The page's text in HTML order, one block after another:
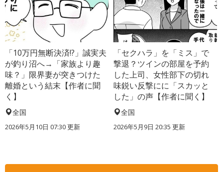
「10万円無断決済!?」誠実夫
が釣り沼へ→「家族より趣
味？」限界妻が突きつけた
離婚という結末【作者に聞
く】
全国
2026年5月10日 07:30 更新
「セクハラ」を「ミス」で
撃退？ツインの部屋を予約
した上司、女性部下の切れ
味鋭い反撃にに「スカッと
した」の声【作者に聞く】
全国
2026年5月9日 20:35 更新